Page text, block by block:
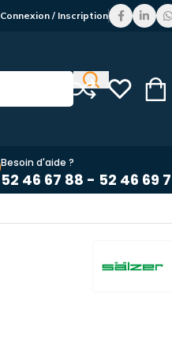
Connexion / Inscription
Besoin d'aide ?
52 46 67 88 - 52 46 69